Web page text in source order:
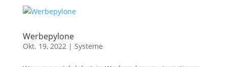
Werbepylone
Okt. 19, 2022| Systeme